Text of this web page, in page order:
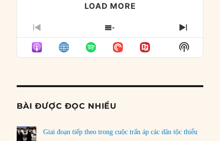
LOAD MORE
PREVIOUS
EPISODE
SHOW
EPISODES
LIST
NEXT
Show
Podcast
BÀI ĐƯỢC ĐỌC NHIỀU
Giai đoạn tiếp theo trong cuộc trấn áp các dân tộc thiểu